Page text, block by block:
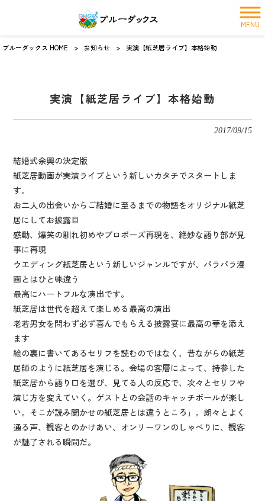
MENU
ブルーダックス HOME > お知らせ > 実演【紙芝居ライブ】本格始動
実演【紙芝居ライブ】本格始動
2017/09/15
結婚式余興の決定版
紙芝居動画が実演ライブという新しいカタチでスタートしま
す。
お二人の出会いからご結婚に至るまでの物語をオリジナル紙芝
居にしてお披露目
感動、爆笑の馴れ初めやプロポーズ再現を、絶妙な語り部が見
事に再現
ウエディング紙芝居という新しいジャンルですが、パラパラ漫
画とはひと味違う
最高にハートフルな演出です。
紙芝居は世代を超えて楽しめる最高の演出
老若男女を問わず必ず喜んでもらえる披露宴に最高の華を添え
ます
絵の裏に書いてあるセリフを読むのではなく、昔ながらの紙芝
居師のように紙芝居を演じる。会場の客層によって、持参した
紙芝居から語り口を選び、見てる人の反応で、次々とセリフや
演じ方を変えていく。ゲストとの会話のキャッチボールが楽し
い。そこが読み聞かせの紙芝居とは違うところ」。朗々とよく
通る声、観客とのかけあい、オンリーワンのしゃべりに、観客
が魅了される瞬間だ。